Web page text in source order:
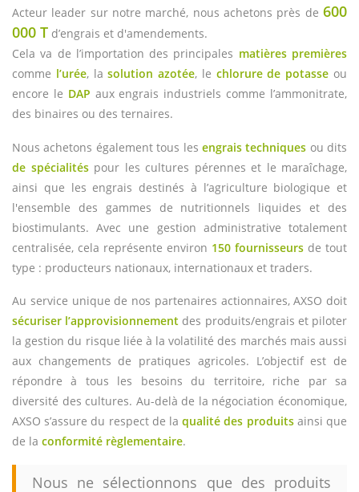
Acteur leader sur notre marché, nous achetons près de 600
000 T d’engrais et d'amendements.
Cela va de l’importation des principales matières premières
comme l’urée, lasolution azotée, le chlorure de potasse ou
encore le DAP aux engrais industriels comme l’ammonitrate,
des binaires ou des ternaires.
Nous achetons également tous les engrais techniques ou dits
de spécialitéspour les cultures pérennes et le maraîchage,
ainsi que les engrais destinés à l’agriculture biologique et
l'ensemble des gammes de nutritionnels liquides et des
biostimulants. Avec une gestion administrative totalement
centralisée, cela représente environ 150 fournisseurs de tout
type : producteurs nationaux, internationaux et traders.
Au service unique de nos partenaires actionnaires, AXSO doit
sécuriser l’approvisionnement des produits/engrais et piloter
la gestion du risque liée à la volatilité des marchés mais aussi
aux changements de pratiques agricoles. L’objectif est de
répondre à tous les besoins du territoire, riche par sa
diversité des cultures. Au-delà de la négociation économique,
AXSO s’assure du respect de laqualité des produitsainsi que
de la conformité règlementaire.
Nous ne sélectionnons que des produits